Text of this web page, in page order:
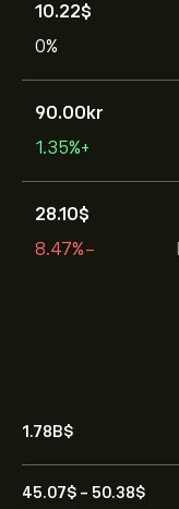
10.22‎$‎
0%
90.00‎kr‎
+1.35%
28.10‎$‎
-8.47%
1.78B‎$‎
45.07‎$‎ - 50.38‎$‎